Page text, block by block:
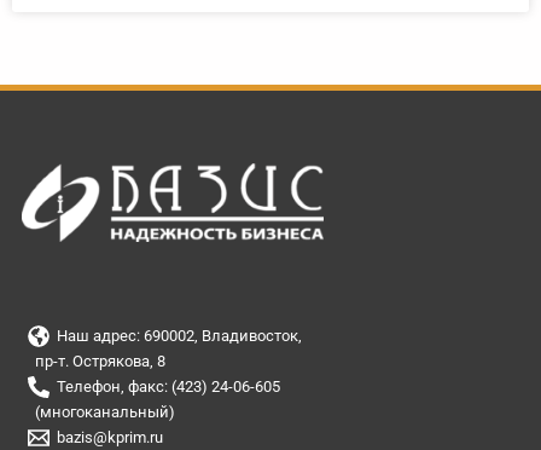
Наш адрес: 690002, Владивосток,
пр-т. Острякова, 8
Телефон, факс: (423) 24-06-605
(многоканальный)
bazis@kprim.ru